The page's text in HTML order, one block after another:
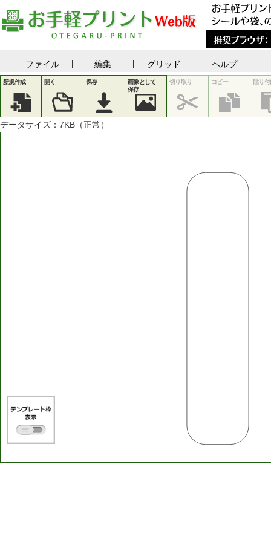
ファイル 編集 グリッド ヘルプ
新規作成 開く 保存
画像として
保存
切り取り コピー 貼り付
データサイズ： 7KB（正常）